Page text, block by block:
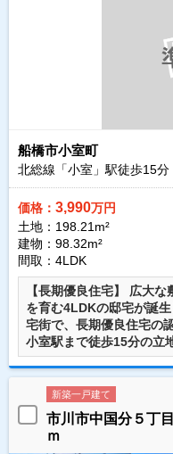
船橋市小室町
北総線「小室」駅徒歩15分
価格： 3,990万円
土地：198.21m²
建物：98.32m²
間取：4LDK
【長期優良住宅】 広大
を育む4LDKの邸宅が誕
宅街で、長期優良住宅の
小室駅まで徒歩15分の立
新築一戸建て
市川市中国分５
ｍ